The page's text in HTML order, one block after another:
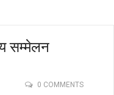
सम्मेलन
0 COMMENTS